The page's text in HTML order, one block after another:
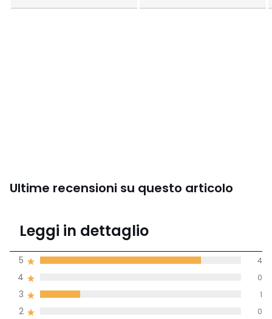
Ultime recensioni su questo articolo
4,6
di media tenendo
conto di tutti i
Leggi in dettaglio
2 0
3 1
4 0
5 4